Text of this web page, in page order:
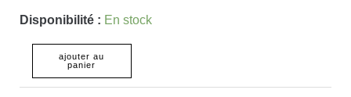
Disponibilité : En stock
ajouter au
panier